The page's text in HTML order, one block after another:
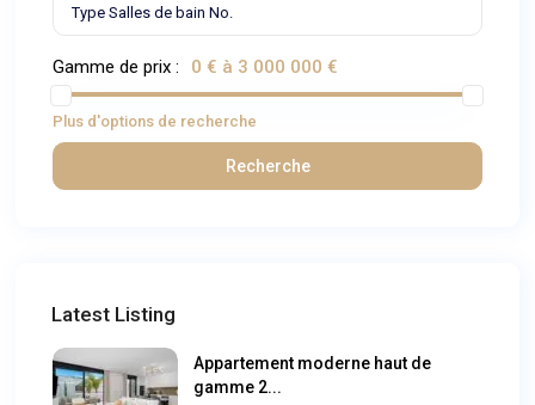
Gamme de prix : 0 € à 3 000 000 €
Plus d'options de recherche
Recherche
Latest Listing
Appartement moderne haut de
gamme 2...